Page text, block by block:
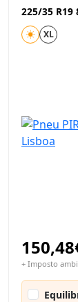
225/35 R19
XL
+ Imposto